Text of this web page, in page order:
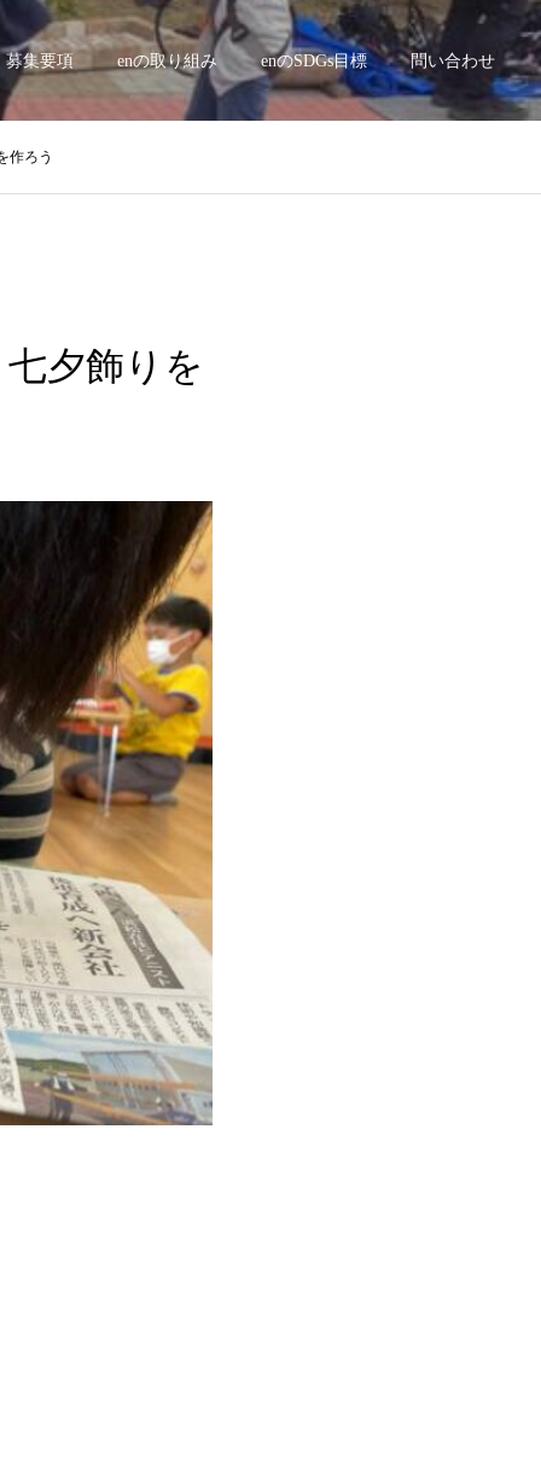
募集要項 enの取り組み enのSDGs目標 問い合わせ
作ろう
夕飾りを